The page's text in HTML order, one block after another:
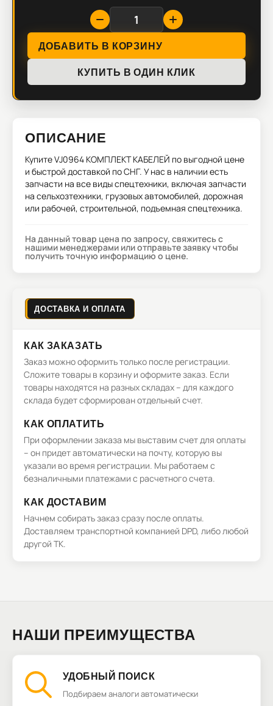
ДОБАВИТЬ В КОРЗИНУ
КУПИТЬ В ОДИН КЛИК
ОПИСАНИЕ
КупитеVJ0964 КОМПЛЕКТ КАБЕЛЕЙ по выгодной цене
и быстрой доставкой по СНГ. У нас в наличии есть
запчасти на все виды спецтехники, включая запчасти
на сельхозтехники, грузовых автомобилей, дорожная
или рабочей, строительной, подъемная спецтехника.
На данный товар цена по запросу, свяжитесь с
нашими менеджерами или отправьте заявку чтобы
получить точную информацию о цене.
ДОСТАВКА И ОПЛАТА
КАК ЗАКАЗАТЬ
Заказ можно оформить только после регистрации.
Сложите товары в корзину и оформите заказ. Если
товары находятся на разных складах – для каждого
склада будет сформирован отдельный счет.
КАК ОПЛАТИТЬ
При оформлении заказа мы выставим счет для оплаты
– он придет автоматически на почту, которую вы
указали во время регистрации. Мы работаем с
безналичными платежами с расчетного счета.
КАК ДОСТАВИМ
Начнем собирать заказ сразу после оплаты.
Доставляем транспортной компанией DPD, либо любой
другой ТК.
НАШИ ПРЕИМУЩЕСТВА
УДОБНЫЙ ПОИСК
Подбираем аналоги автоматически